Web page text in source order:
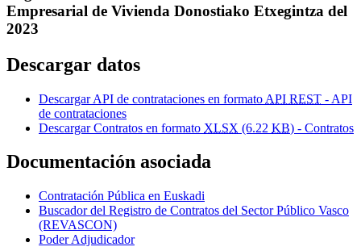
Empresarial de Vivienda Donostiako Etxegintza del
2023
Descargar datos
Descargar API de contrataciones en formato API REST - API
de contrataciones
Descargar Contratos en formato XLSX (6.22 KB) - Contratos
Documentación asociada
Contratación Pública en Euskadi
Buscador del Registro de Contratos del Sector Público Vasco
(REVASCON)
Poder Adjudicador